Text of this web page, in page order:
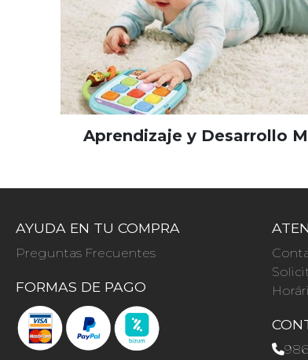
Aprendizaje y Desarrollo
AYUDA EN TU COMPRA
Preguntas Frecuentes
FORMAS DE PAGO